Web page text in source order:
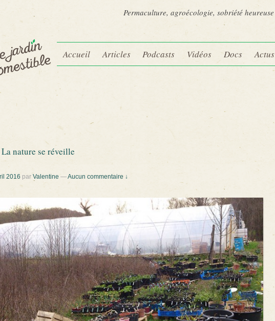
Permaculture, agroécologie, sobriété heureuse
Accueil Articles Podcasts Vidéos Docs Actus
La nature se réveille
2016 parValentine —Aucun commentaire ↓